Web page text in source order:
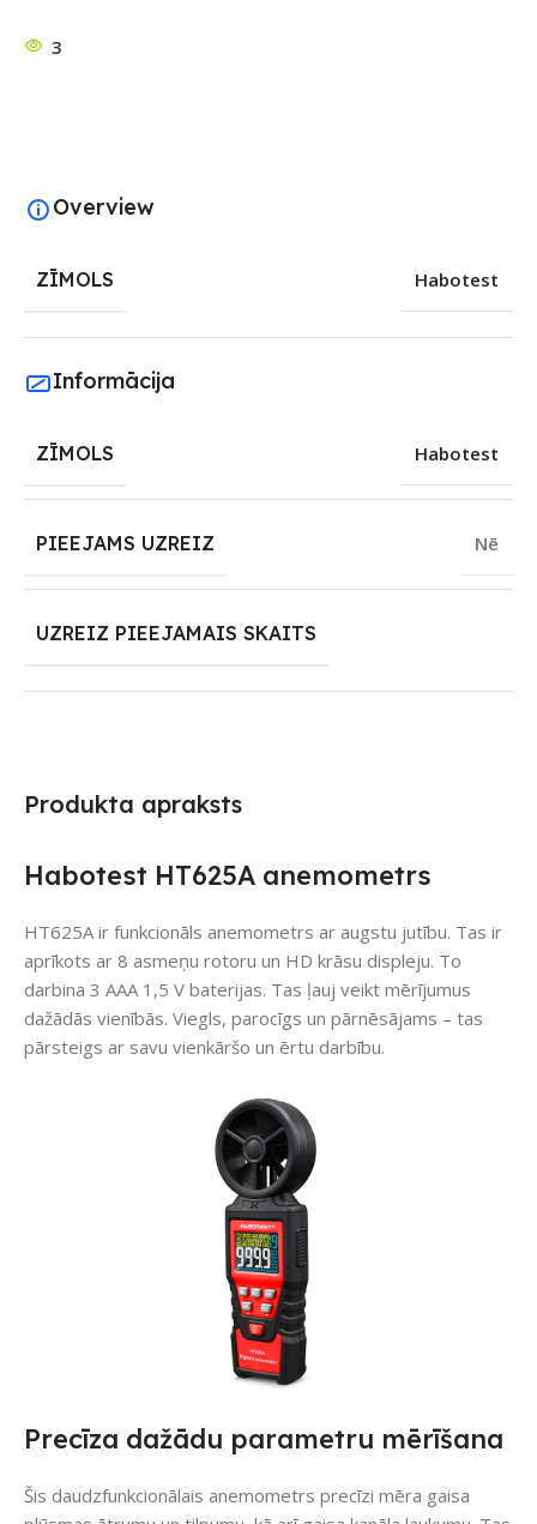
3
Produkta apraksts
Habotest HT625A anemometrs
HT625A ir funkcionāls anemometrs ar augstu jutību. Tas ir
aprīkots ar 8 asmeņu rotoru un HD krāsu displeju. To
darbina 3 AAA 1,5 V baterijas. Tas ļauj veikt mērījumus
dažādās vienībās. Viegls, parocīgs un pārnēsājams – tas
pārsteigs ar savu vienkāršo un ērtu darbību.
Precīza dažādu parametru mērīšana
Šis daudzfunkcionālais anemometrs precīzi mēra gaisa
Overview
ZĪMOLS Habotest
Informācija
ZĪMOLS Habotest
PIEEJAMS UZREIZ Nē
UZREIZ PIEEJAMAIS SKAITS